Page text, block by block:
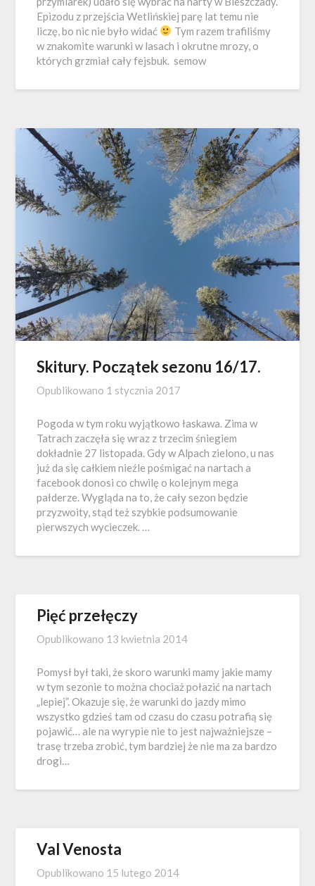
Epizodu z przejścia Wetlińskiej parę lat temu nie
liczę, bo nic nie było widać
Tym razem trafiliśmy
w znakomite warunki w lasach i okrutne mrozy, o
których grzmiał cały fejsbuk. semow
Skitury. Początek sezonu 16/17.
Opublikowano 1 stycznia 2017
Pogoda w tym roku wyjątkowo łaskawa. Zima w
Tatrach zaczęła się wraz z trzecim śniegiem
dokładnie 27 listopada. Gdy w Alpach zielono, u nas
już da się całkiem nieźle pośmigać na nartach a
facebook donosi co chwilę o kolejnym mega
pałderze. Wygląda na to, że cały sezon będzie
przyzwoity, stąd też szybkie podsumowanie
pierwszych wycieczek. …
Pięć przełęczy
Opublikowano 13 kwietnia 2014
Pomysł był taki, że skoro warunki mamy jakie mamy
w tym sezonie to można chociaż połazić na nartach
„lepiej”. Okazuje się, że warunki do jazdy mimo
wszystko gdzieś tam od czasu do czasu potrafią się
pojawić… ale na wyrypie nie to jest najważniejsze –
trasę trzeba zrobić, tym bardziej że nie ma za bardzo
drogi…
Val Venosta
Opublikowano 15 lutego 2014